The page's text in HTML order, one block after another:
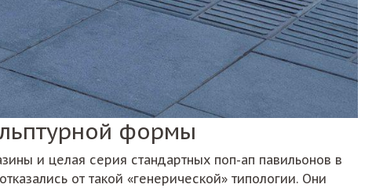
формы
и целая серия стандартных поп-ап павильонов в
от такой «генерической» типологии. Они